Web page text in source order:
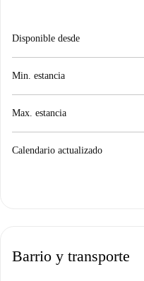
Disponible desde
Min. estancia
Max. estancia
Calendario actualizado
Barrio y transporte